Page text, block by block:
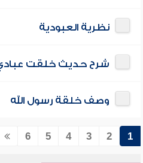
نظرية العبودية
شرح حديث خلقت
وصف خلقة رسول الله
1
2
3
4
5
6